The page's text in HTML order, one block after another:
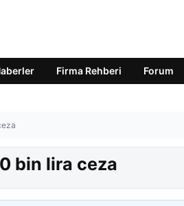
Firma Rehberi Forum
bin lira ceza